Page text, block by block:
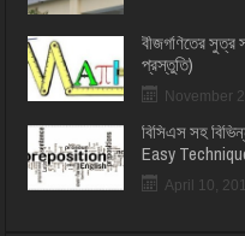
বীজগণিতের সুত্র
প্রস্তুতি)
November
বিসিএস সহ
Easy
April 10,